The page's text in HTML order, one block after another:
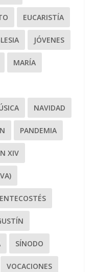
EUCARISTÍA
JÓVENES
MARÍA
NAVIDAD
PANDEMIA
XIV
SÍNODO
VOCACIONES